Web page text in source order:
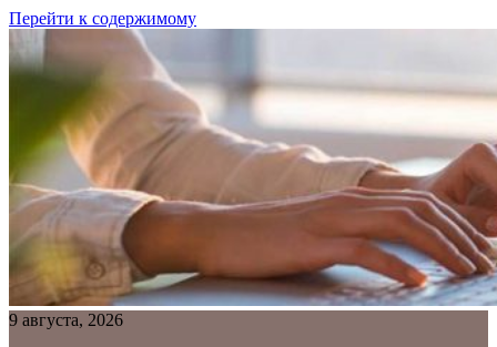
Перейти к содержимому
9 августа, 2026